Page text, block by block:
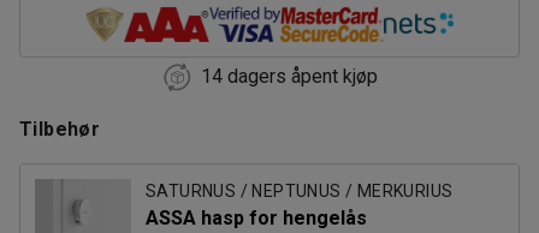
14 dagers åpent kjøp
Tilbehør
SATURNUS / NEPTUNUS / MERKURIUS
ASSA hasp for hengelås